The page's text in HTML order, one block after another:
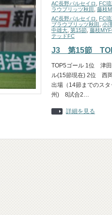
AC長野パルセイロ
FC
ラウブリッツ秋田 藤枝
AC長野パルセイロ
FC
ブラウブリッツ秋田 小
中雄大 第15節 藤枝
テッドFC
J3 第15節
TOP5ゴール 1位 津
ル(15節現在) 2位 西
出場（14節までのス
州) 8試合2…
詳細を見る